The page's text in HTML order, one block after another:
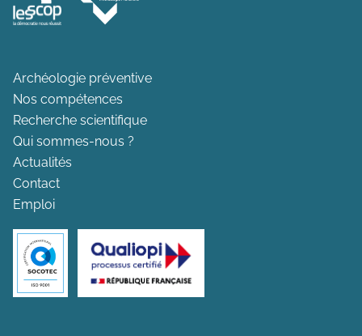
Archéologie préventive
Nos compétences
Recherche scientifique
Qui sommes-nous ?
Actualités
Contact
Emploi